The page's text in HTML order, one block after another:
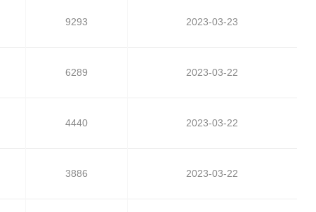
9293 2023-03-23
6289 2023-03-22
4440 2023-03-22
3886 2023-03-22